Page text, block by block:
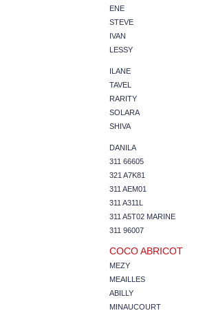
ENE
STEVE
IVAN
LESSY
ILANE
TAVEL
RARITY
SOLARA
SHIVA
DANILA
311 66605
321 A7K81
311 AEM01
311 A311L
311 A5T02 MARINE
311 96007
COCO ABRICOT
MEZY
MEAILLES
ABILLY
MINAUCOURT